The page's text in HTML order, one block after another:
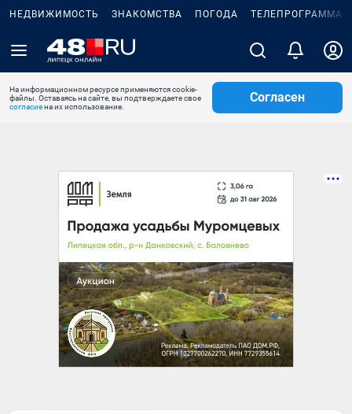
НЕДВИЖИМОСТЬ ЗНАКОМСТВА ПОГОДА ТЕЛЕПРОГРАММА
На информационном ресурсе применяются cookie-
файлы. Оставаясь на сайте, вы подтверждаете свое
согласиена их использование.
Согласен